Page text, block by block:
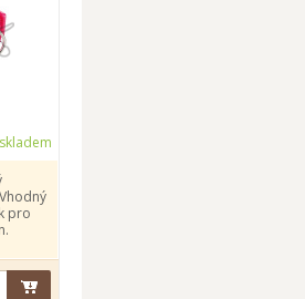
skladem
pro